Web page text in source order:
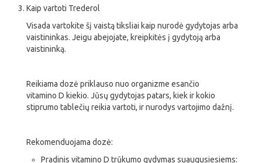
Kaip vartoti Trederol
Visada vartokite šį vaistą tiksliai kaip nurodė gydytojas arba
vaistininkas. Jeigu abejojate, kreipkitės į gydytoją arba
vaistininką.
Reikiama dozė priklauso nuo organizme esančio
vitamino D kiekio. Jūsų gydytojas patars, kiek ir kokio
stiprumo tablečių reikia vartoti, ir nurodys vartojimo dažnį.
Rekomenduojama dozė:
Pradinis vitamino D trūkumo gydymas suaugusiesiems: